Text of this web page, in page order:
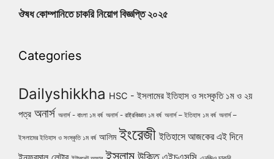
ঔষধ কোম্পানিতে চাকরি নিয়োগ বিজ্ঞপ্তি ২০২৫
Categories
Dailyshikkha HSC - ইসলামের ইতিহাস ও সংস্কৃতি ১ম ও ২য়
পত্র অনার্স অনার্স - বাংলা ১ম বর্ষ অনার্স - রাষ্ট্রবিজ্ঞান ১ম বর্ষ অনার্স – ইতিহাস ১ম বর্ষ অনার্স –
ইসলামের ইতিহাস ও সংস্কৃতি ১ম বর্ষ আলিম ইংরেজী ইতিহাসে আজকের এই দিনে